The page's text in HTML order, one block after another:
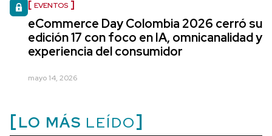
EVENTOS
eCommerce Day Colombia 2026 cerró su
edición 17 con foco en IA, omnicanalidad y
experiencia del consumidor
mayo 14, 2026
LO MÁS LEÍDO